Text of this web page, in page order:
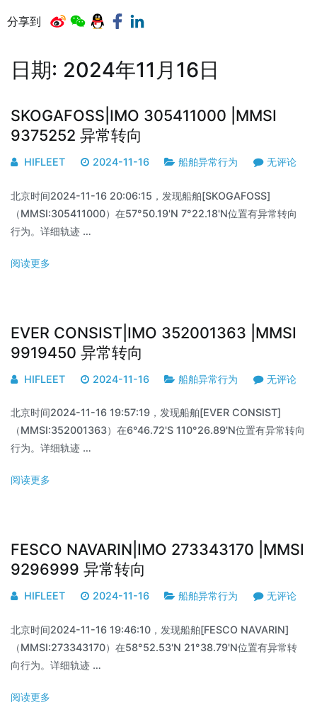
分享到
日期: 2024年11月16日
SKOGAFOSS|IMO 305411000 |MMSI
9375252 异常转向
HIFLEET 2024-11-16 船舶异常行为 无评论
北京时间2024-11-16 20:06:15，发现船舶[SKOGAFOSS]
（MMSI:305411000）在57°50.19'N 7°22.18'N位置有异常转向
行为。详细轨迹 …
阅读更多
EVER CONSIST|IMO 352001363 |MMSI
9919450 异常转向
HIFLEET 2024-11-16 船舶异常行为 无评论
北京时间2024-11-16 19:57:19，发现船舶[EVER CONSIST]
（MMSI:352001363）在6°46.72'S 110°26.89'N位置有异常转向
行为。详细轨迹 …
阅读更多
FESCO NAVARIN|IMO 273343170 |MMSI
9296999 异常转向
HIFLEET 2024-11-16 船舶异常行为 无评论
北京时间2024-11-16 19:46:10，发现船舶[FESCO NAVARIN]
（MMSI:273343170）在58°52.53'N 21°38.79'N位置有异常转
向行为。详细轨迹 …
阅读更多